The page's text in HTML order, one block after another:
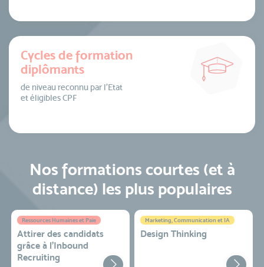
Cycles de formation
diplômants
de niveau reconnu par l’Etat
et éligibles CPF
Nos formations courtes (et à
distance) les plus populaires
Ressources Humaines et Paie
Attirer des candidats
grâce à l’Inbound
Recruiting
Marketing, Communication et IA
Design Thinking